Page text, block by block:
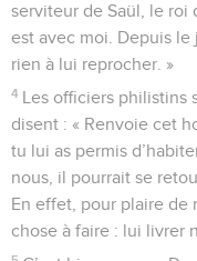
serviteur de Saül, le roi
est avec moi. Depuis le
rien à lui reprocher. »
4 Les officiers philistins
disent : « Renvoie cet
tu lui as permis
nous, il pourrait se
En effet, pour plaire de
chose à faire : lui livrer